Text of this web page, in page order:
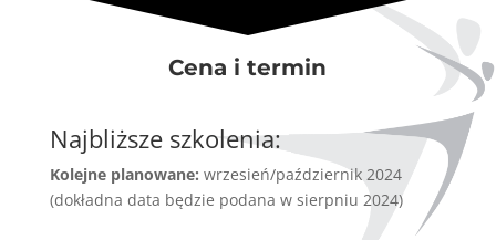
Cena i termin
Najbliższe szkolenia:
Kolejne planowane: wrzesień/październik 2024
(dokładna data będzie podana w sierpniu 2024)